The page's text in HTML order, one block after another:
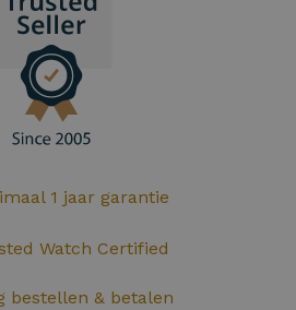
1 jaar garantie
Watch Certified
bestellen & betalen